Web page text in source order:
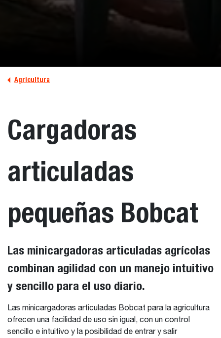
Agricultura
Cargadoras
articuladas
pequeñas Bobcat
Las minicargadoras articuladas agrícolas
combinan agilidad con un manejo intuitivo
y sencillo para el uso diario.
Las minicargadoras articuladas Bobcat para la agricultura
ofrecen una facilidad de uso sin igual, con un control
sencillo e intuitivo y la posibilidad de entrar y salir